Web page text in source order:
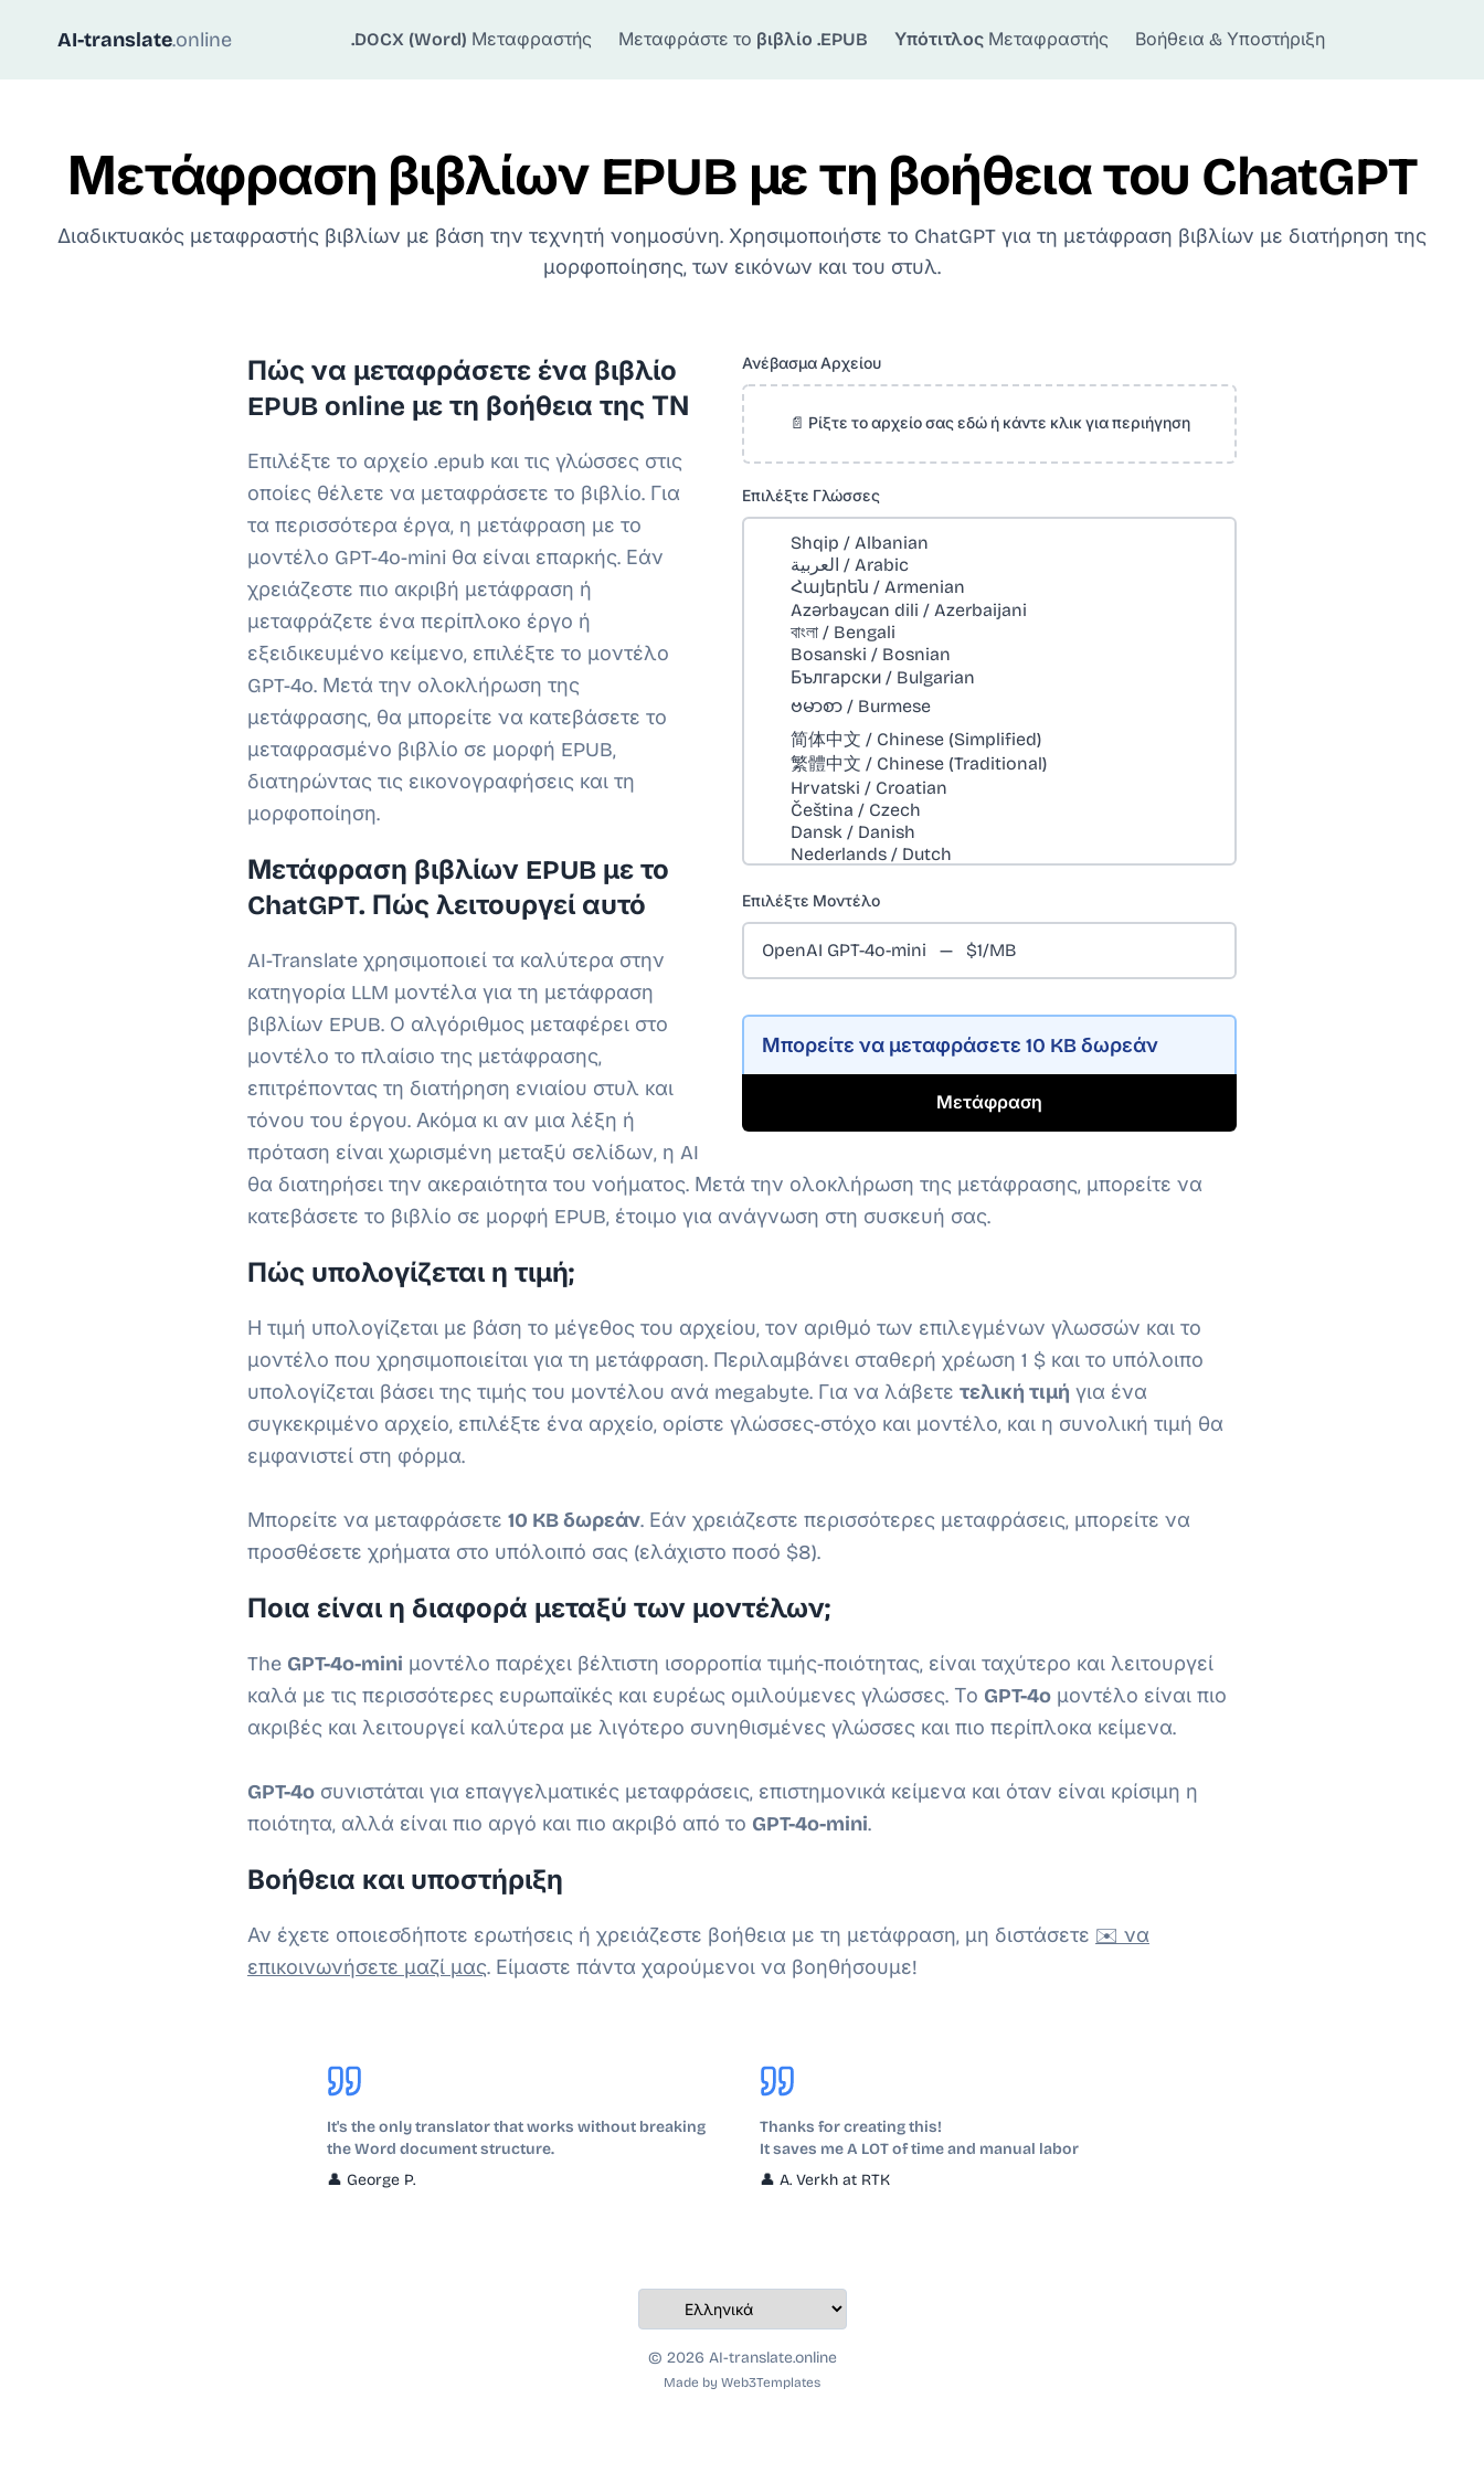
AI-translate.online .DOCX (Word) Μεταφραστής Μεταφράστε το βιβλίο .EPUB Υπότιτλος Μεταφραστής Βοήθεια & Υποστήριξη
Μετάφραση βιβλίων EPUB με τη βοήθεια του ChatGPT
Διαδικτυακός μεταφραστής βιβλίων με βάση την τεχνητή νοημοσύνη. Χρησιμοποιήστε το ChatGPT για τη μετάφραση βιβλίων με διατήρηση της
μορφοποίησης, των εικόνων και του στυλ.
Ανέβασμα Αρχείου
📄 Ρίξτε το αρχείο σας εδώ ή κάντε κλικ για περιήγηση
Επιλέξτε Γλώσσες
Επιλέξτε Μοντέλο
Μπορείτε να μεταφράσετε 10 KBδωρεάν
Μετάφραση
Πώς να μεταφράσετε ένα βιβλίο
EPUB online με τη βοήθεια της ΤΝ
Επιλέξτε το αρχείο .epub και τις γλώσσες στις
οποίες θέλετε να μεταφράσετε το βιβλίο. Για
τα περισσότερα έργα, η μετάφραση με το
μοντέλο GPT-4o-mini θα είναι επαρκής. Εάν
χρειάζεστε πιο ακριβή μετάφραση ή
μεταφράζετε ένα περίπλοκο έργο ή
εξειδικευμένο κείμενο, επιλέξτε το μοντέλο
GPT-4o. Μετά την ολοκλήρωση της
μετάφρασης, θα μπορείτε να κατεβάσετε το
μεταφρασμένο βιβλίο σε μορφή EPUB,
διατηρώντας τις εικονογραφήσεις και τη
μορφοποίηση.
Μετάφραση βιβλίων EPUB με το
ChatGPT. Πώς λειτουργεί αυτό
AI-Translate χρησιμοποιεί τα καλύτερα στην
κατηγορία LLM μοντέλα για τη μετάφραση
βιβλίων EPUB. Ο αλγόριθμος μεταφέρει στο
μοντέλο το πλαίσιο της μετάφρασης,
επιτρέποντας τη διατήρηση ενιαίου στυλ και
τόνου του έργου. Ακόμα κι αν μια λέξη ή
πρόταση είναι χωρισμένη μεταξύ σελίδων, η AI
θα διατηρήσει την ακεραιότητα του νοήματος. Μετά την ολοκλήρωση της μετάφρασης, μπορείτε να
κατεβάσετε το βιβλίο σε μορφή EPUB, έτοιμο για ανάγνωση στη συσκευή σας.
Πώς υπολογίζεται η τιμή;
Η τιμή υπολογίζεται με βάση το μέγεθος του αρχείου, τον αριθμό των επιλεγμένων γλωσσών και το
μοντέλο που χρησιμοποιείται για τη μετάφραση. Περιλαμβάνει σταθερή χρέωση 1 $ και το υπόλοιπο
υπολογίζεται βάσει της τιμής του μοντέλου ανά megabyte. Για να λάβετε τελική τιμή για ένα
συγκεκριμένο αρχείο, επιλέξτε ένα αρχείο, ορίστε γλώσσες-στόχο και μοντέλο, και η συνολική τιμή θα
εμφανιστεί στη φόρμα.
Μπορείτε να μεταφράσετε 10 KBδωρεάν. Εάν χρειάζεστε περισσότερες μεταφράσεις, μπορείτε να
προσθέσετε χρήματα στο υπόλοιπό σας (ελάχιστο ποσό $8).
Ποια είναι η διαφορά μεταξύ των μοντέλων;
The GPT-4o-mini μοντέλο παρέχει βέλτιστη ισορροπία τιμής-ποιότητας, είναι ταχύτερο και λειτουργεί
καλά με τις περισσότερες ευρωπαϊκές και ευρέως ομιλούμενες γλώσσες. Το GPT-4o μοντέλο είναι πιο
ακριβές και λειτουργεί καλύτερα με λιγότερο συνηθισμένες γλώσσες και πιο περίπλοκα κείμενα.
GPT-4o συνιστάται για επαγγελματικές μεταφράσεις, επιστημονικά κείμενα και όταν είναι κρίσιμη η
ποιότητα, αλλά είναι πιο αργό και πιο ακριβό από το GPT-4o-mini.
Βοήθεια και υποστήριξη
Αν έχετε οποιεσδήποτε ερωτήσεις ή χρειάζεστε βοήθεια με τη μετάφραση, μη διστάσετε ✉️ να
επικοινωνήσετε μαζί μας. Είμαστε πάντα χαρούμενοι να βοηθήσουμε!
It's the only translator that works without breaking
the Word document structure.
👤 George P.
Thanks for creating this!
It saves me A LOT of time and manual labor
👤 A. Verkh at RTK
© 2026 AI-translate.online
Made by Web3Templates